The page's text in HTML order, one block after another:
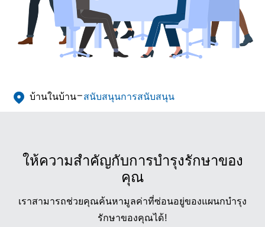
 บ้านในบ้าน สนับสนุนการสนับสนุน
ให้ความสำคัญกับการบำรุงรักษาของ
คุณ
เราสามารถช่วยคุณค้นหามูลค่าที่ซ่อนอยู่ของแผนกบำรุง
รักษาของคุณได้!